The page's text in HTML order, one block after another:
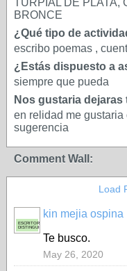
TURPIAL DE PLATA,
BRONCE
¿Qué tipo de
escribo poemas ,
¿Estás dispuesto a
siempre que pueda
Nos gustaria
en relidad me
sugerencia
Comment Wall:
Load
ESCRITOR
DISTINGUIDO
kin mejia ospina
Te busco.
May 26, 2020